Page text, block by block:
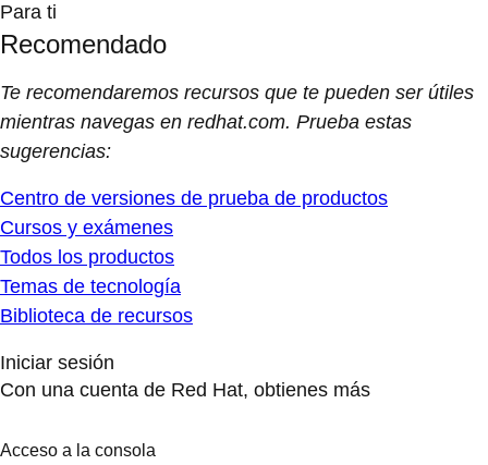
Para ti
Recomendado
Te recomendaremos recursos que te pueden ser útiles
mientras navegas en redhat.com. Prueba estas
sugerencias:
Centro de versiones de prueba de productos
Cursos y exámenes
Todos los productos
Temas de tecnología
Biblioteca de recursos
Iniciar sesión
Con una cuenta de Red Hat, obtienes más
Acceso a la consola